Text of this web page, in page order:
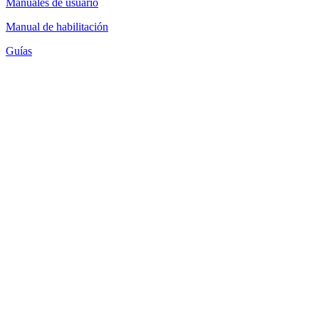
Manual de habilitación
Guías